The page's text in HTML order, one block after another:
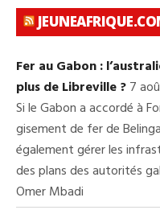
Fer au Gabon :
plus de Libreville ?7
Si le Gabon a accordé à
gisement de fer de
également gérer les
des plans des autorités
Omer Mbadi